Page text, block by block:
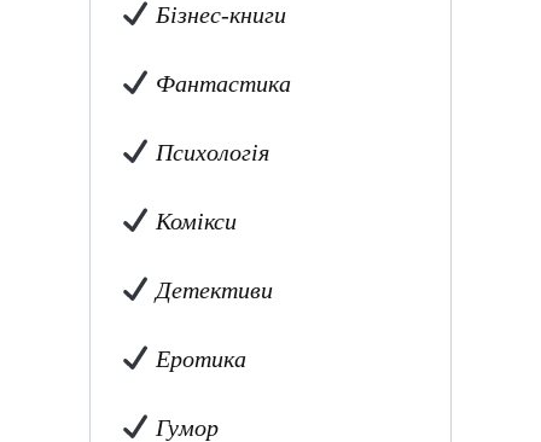
Бізнес-книги
Фантастика
Психологія
Комікси
Детективи
Еротика
Гумор